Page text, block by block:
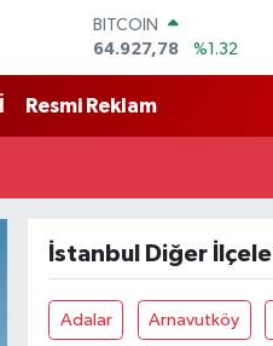
BITCOIN
64.927,78
%1.32
DOLAR
47,5894
64,1581
%0.16
6527.85
%0.54
Resmi Reklam
İstanbul Diğer
Adalar Arnavutköy